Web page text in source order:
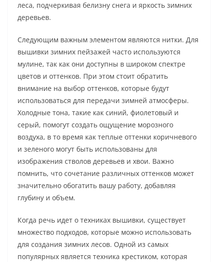
леса, подчеркивая белизну снега и яркость зимних
деревьев.
Следующим важным элементом являются нитки. Для
вышивки зимних пейзажей часто используются
мулине, так как они доступны в широком спектре
цветов и оттенков. При этом стоит обратить
внимание на выбор оттенков, которые будут
использоваться для передачи зимней атмосферы.
Холодные тона, такие как синий, фиолетовый и
серый, помогут создать ощущение морозного
воздуха, в то время как теплые оттенки коричневого
и зеленого могут быть использованы для
изображения стволов деревьев и хвои. Важно
помнить, что сочетание различных оттенков может
значительно обогатить вашу работу, добавляя
глубину и объем.
Когда речь идет о техниках вышивки, существует
множество подходов, которые можно использовать
для создания зимних лесов. Одной из самых
популярных является техника крестиком, которая